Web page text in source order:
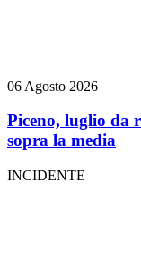
06 Agosto 2026
Piceno, luglio da
sopra la media
INCIDENTE